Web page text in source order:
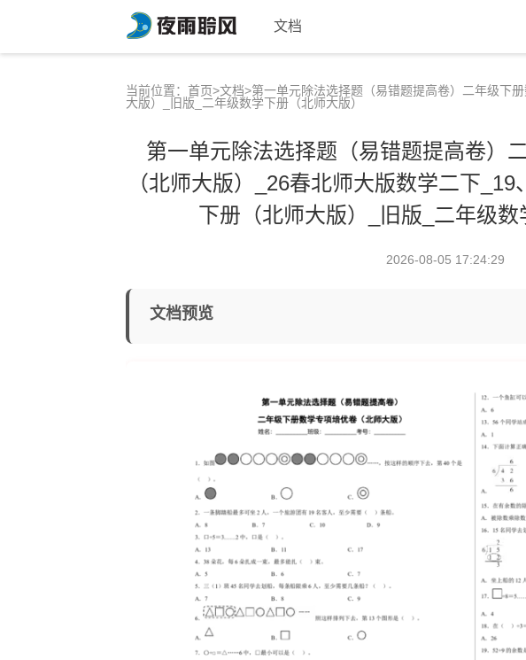
文档
当前位置： 首页>文档>第一单元除法选择题（易错题提高卷）二年级下
大版）_旧版_二年级数学下册（北师大版）
第一单元除法选择题（易错题提高卷）
（北师大版）_26春北师大版数学二下
下册（北师大版）_旧版_二年级数
2026-08-05 17:24:29
文档预览